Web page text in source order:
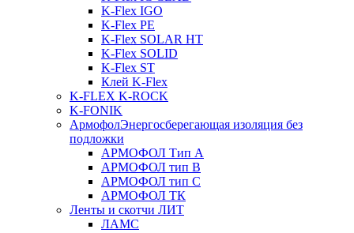
K-Flex IGO
K-Flex PE
K-Flex SOLAR HT
K-Flex SOLID
K-Flex ST
Клей K-Flex
K-FLEX K-ROCK
K-FONIK
АрмофолЭнергосберегающая изоляция без
подложки
АРМОФОЛ Тип А
АРМОФОЛ тип В
АРМОФОЛ тип C
АРМОФОЛ ТК
Ленты и скотчи ЛИТ
ЛАМС